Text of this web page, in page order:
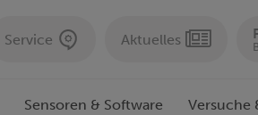
Service Aktuelles
Sensoren & Software Versuche